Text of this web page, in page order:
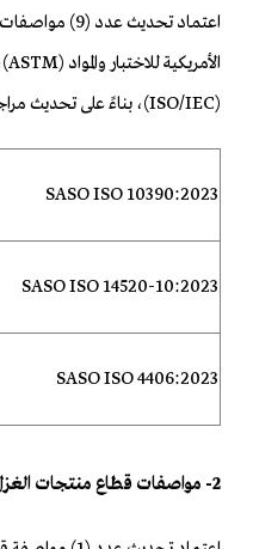
اعتماد تحديث عدد (9) مواصفات قياسية سعودية متبناة عن
الأمريكية للاختبار والمواد (ASTM)، والمنظمة الدولية للتقييس
(
ISO/IEC
)، بناءً على تحديث
SASO ISO 10390:2023
SASO ISO 14520-10:2023
SASO ISO 4406:2023
2- مواصفات قطاع منتجات